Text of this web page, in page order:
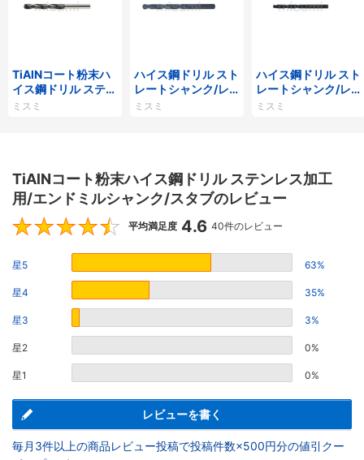
TiAlNコート粉末ハ
イス鋼ドリル ステン
レス加工用/エンド
ミスミ
ハイス鋼ドリル スト
レートシャンク/レ
ギュラー
ミスミ
ハイス鋼ドリル スト
レートシャンク/レ
ギュラー
ミスミ
TiAlNコート粉末ハイス鋼ドリル ステンレス加工
用/エンドミルシャンク/スタブのレビュー
4.6
平均満足度 4.6 40件のレビュー
星5 63%
星4 35%
星3 3%
星2 0%
星1 0%
レビューを書く
毎月3件以上の商品レビュー投稿で投稿件数×500円分の値引クー